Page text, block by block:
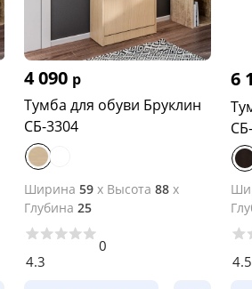
4 090 р
Тумба для обуви Бруклин
СБ-3304
Ширина 59 x Высота 88 x
Глубина 25
4.3
0
6
4.5